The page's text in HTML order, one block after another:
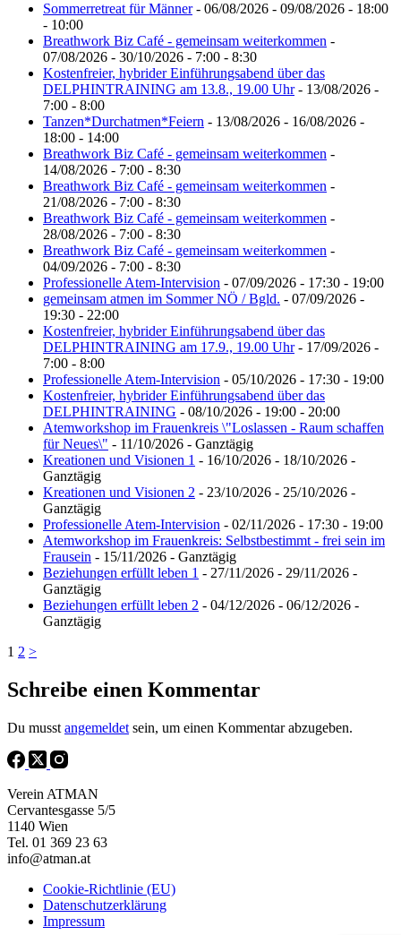
Sommerretreat für Männer- 06/08/2026 - 09/08/2026 - 18:00
- 10:00
Breathwork Biz Café - gemeinsam weiterkommen -
07/08/2026 - 30/10/2026 - 7:00 - 8:30
Kostenfreier, hybrider Einführungsabend über das
DELPHINTRAINING am 13.8., 19.00 Uhr- 13/08/2026 -
7:00 - 8:00
Tanzen*Durchatmen*Feiern - 13/08/2026 - 16/08/2026 -
18:00 - 14:00
Breathwork Biz Café - gemeinsam weiterkommen -
14/08/2026 - 7:00 - 8:30
Breathwork Biz Café - gemeinsam weiterkommen -
21/08/2026 - 7:00 - 8:30
Breathwork Biz Café - gemeinsam weiterkommen -
28/08/2026 - 7:00 - 8:30
Breathwork Biz Café - gemeinsam weiterkommen -
04/09/2026 - 7:00 - 8:30
Professionelle Atem-Intervision - 07/09/2026 - 17:30 - 19:00
gemeinsam atmen im Sommer NÖ / Bgld. - 07/09/2026 -
19:30 - 22:00
Kostenfreier, hybrider Einführungsabend über das
DELPHINTRAINING am 17.9., 19.00 Uhr- 17/09/2026 -
7:00 - 8:00
Professionelle Atem-Intervision - 05/10/2026 - 17:30 - 19:00
Kostenfreier, hybrider Einführungsabend über das
DELPHINTRAINING - 08/10/2026 - 19:00 - 20:00
Atemworkshop im Frauenkreis \"Loslassen - Raum schaffen
für Neues\" - 11/10/2026 - Ganztägig
Kreationen und Visionen 1 - 16/10/2026 - 18/10/2026 -
Ganztägig
Kreationen und Visionen 2 - 23/10/2026 - 25/10/2026 -
Ganztägig
Professionelle Atem-Intervision - 02/11/2026 - 17:30 - 19:00
Atemworkshop im Frauenkreis: Selbstbestimmt - frei sein im
Frausein - 15/11/2026 - Ganztägig
Beziehungen erfüllt leben 1 - 27/11/2026 - 29/11/2026 -
Ganztägig
Beziehungen erfüllt leben 2 - 04/12/2026 - 06/12/2026 -
Ganztägig
1 2 >
Schreibe einen Kommentar
Du musst angemeldet sein, um einen Kommentar abzugeben.
Verein ATMAN
Cervantesgasse 5/5
1140 Wien
Tel. 01 369 23 63
info@atman.at
Cookie-Richtlinie (EU)
Datenschutzerklärung
Impressum